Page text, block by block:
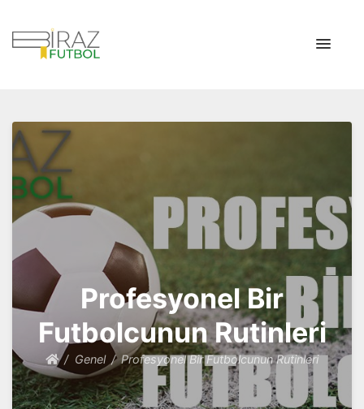
Profesyonel Bir
Futbolcunun Rutinleri
Genel Profesyonel Bir Futbolcunun Rutinleri